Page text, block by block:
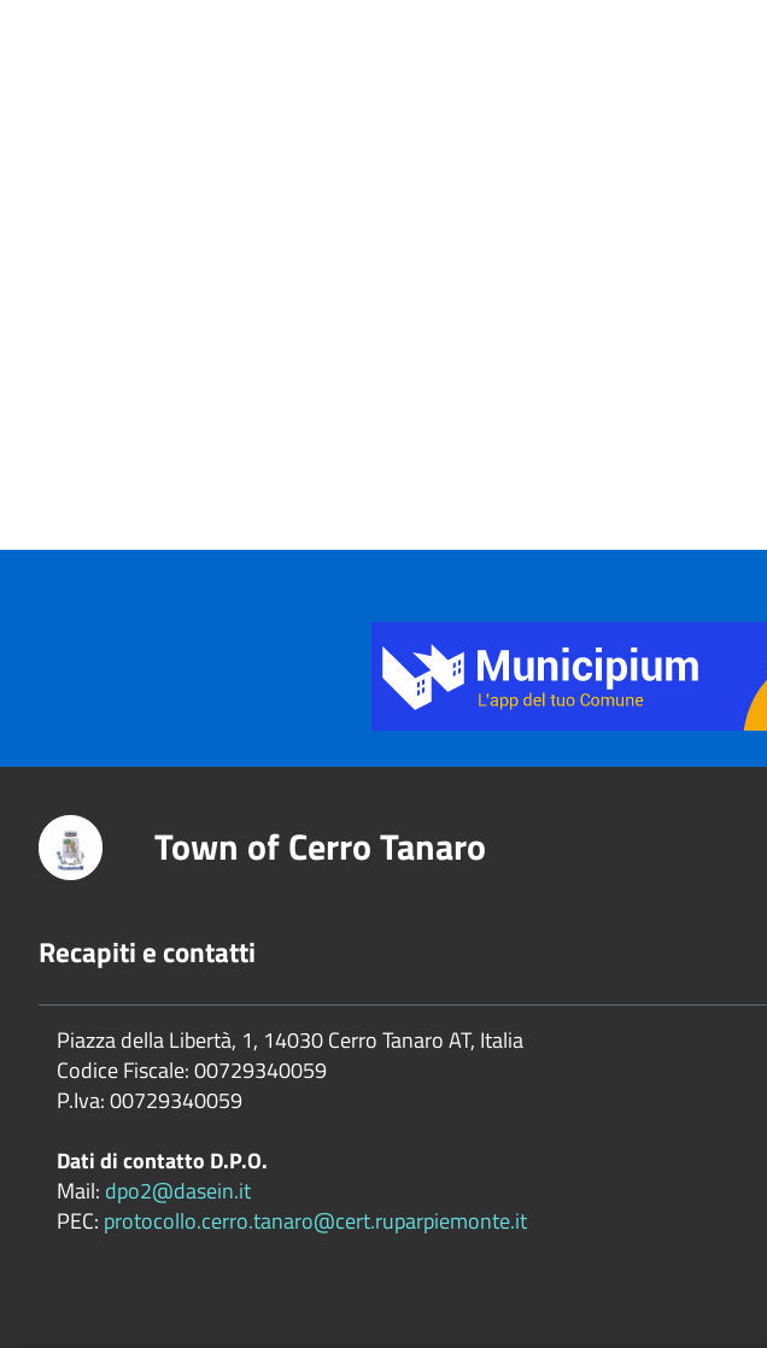
Town of Cerro Tanaro
Recapiti e contatti
Piazza della Libertà, 1, 14030 Cerro Tanaro AT, Italia
Codice Fiscale: 00729340059
P.Iva: 00729340059
Dati di contatto D.P.O.
Mail: dpo2@dasein.it
PEC: protocollo.cerro.tanaro@cert.ruparpiemonte.it